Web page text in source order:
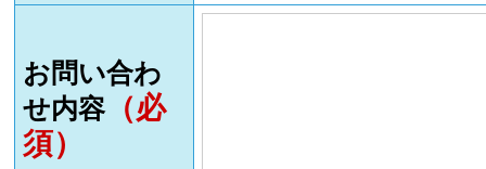
お問い合わ
せ内容（必
須）